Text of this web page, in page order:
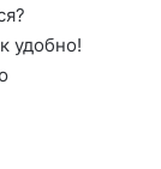
удобно!